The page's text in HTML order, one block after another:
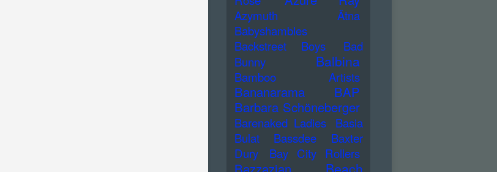
Azymuth
Ätna
Babyshambles
Backstreet Boys
Bad
Bunny
Balbina
Bamboo Artists
Bananarama
BAP
Barbara Schöneberger
Barenaked Ladies
Basia
Bulat
Bassdee
Baxter
Dury
Bay City Rollers
Bazzazian
Beach